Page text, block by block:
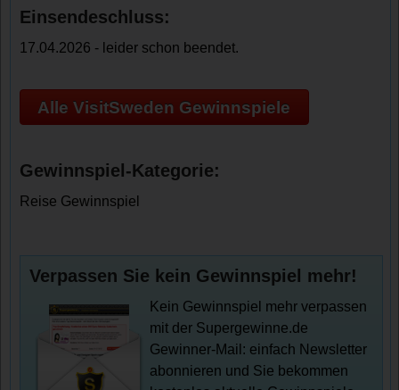
Einsendeschluss:
17.04.2026 - leider schon beendet.
Alle VisitSweden Gewinnspiele
Gewinnspiel-Kategorie:
Reise Gewinnspiel
Verpassen Sie kein Gewinnspiel mehr!
Kein Gewinnspiel mehr verpassen
mit der Supergewinne.de
Gewinner-Mail: einfach Newsletter
abonnieren und Sie bekommen